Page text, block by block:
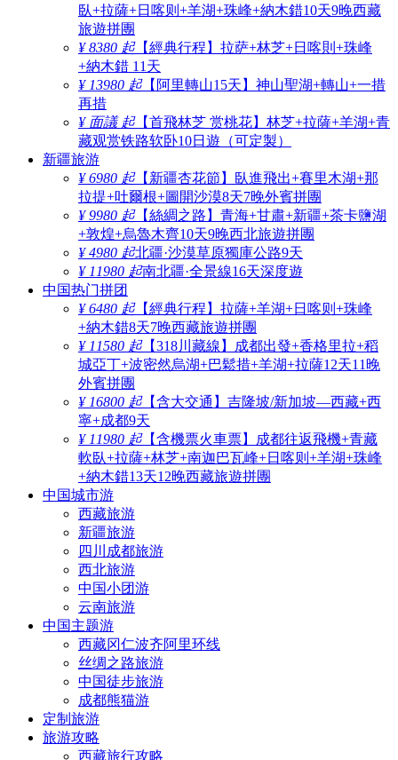
臥+拉薩+日喀则+羊湖+珠峰+納木錯10天9晚西藏
旅遊拼團
¥ 8380 起【經典行程】拉萨+林芝+日喀則+珠峰
+納木錯 11天
¥ 13980 起【阿里轉山15天】神山聖湖+轉山+一措
再措
¥ 面議 起【首飛林芝 赏桃花】林芝+拉薩+羊湖+青
藏观赏铁路软卧10日遊（可定製）
新疆旅游
¥ 6980 起【新疆杏花節】臥進飛出+賽里木湖+那
拉提+吐爾根+圖開沙漠8天7晚外賓拼團
¥ 9980 起【絲綢之路】青海+甘肅+新疆+茶卡鹽湖
+敦煌+烏魯木齊10天9晚西北旅遊拼團
¥ 4980 起北疆·沙漠草原獨庫公路9天
¥ 11980 起南北疆·全景線16天深度遊
中国热门拼团
¥ 6480 起【經典行程】拉薩+羊湖+日喀则+珠峰
+納木錯8天7晚西藏旅遊拼團
¥ 11580 起【318川藏線】成都出發+香格里拉+稻
城亞丁+波密然烏湖+巴鬆措+羊湖+拉薩12天11晚
外賓拼團
¥ 16800 起【含大交通】吉隆坡/新加坡—西藏+西
寧+成都9天
¥ 11980 起【含機票火車票】成都往返飛機+青藏
軟臥+拉薩+林芝+南迦巴瓦峰+日喀则+羊湖+珠峰
+納木錯13天12晚西藏旅遊拼團
中国城市游
西藏旅游
新疆旅游
四川成都旅游
西北旅游
中国小团游
云南旅游
中国主题游
西藏冈仁波齐阿里环线
丝绸之路旅游
中国徒步旅游
成都熊猫游
定制旅游
旅游攻略
西藏旅行攻略